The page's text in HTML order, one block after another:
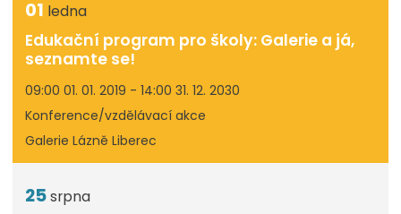
01 ledna
Edukační program pro školy: Galerie a já,
seznamte se!
09:00 01. 01. 2019 - 14:00 31. 12. 2030
Konference/vzdělávací akce
Galerie Lázně Liberec
25srpna